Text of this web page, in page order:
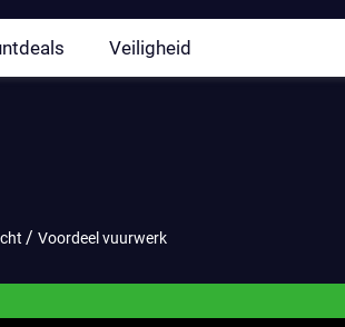
Veiligheid
Voordeel vuurwerk